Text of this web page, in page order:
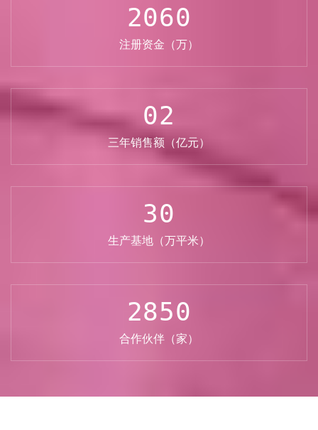
2060
注册资金（万）
02
三年销售额（亿元）
30
生产基地（万平米）
2850
合作伙伴（家）